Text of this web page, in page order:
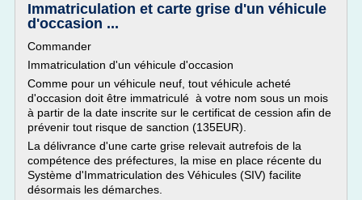
Immatriculation et carte grise d'un véhicule
d'occasion ...
Commander
Immatriculation d'un véhicule d'occasion
Comme pour un véhicule neuf, tout véhicule acheté
d'occasion doit être immatriculé à votre nom sous un mois
à partir de la date inscrite sur le certificat de cession afin de
prévenir tout risque de sanction (135EUR).
La délivrance d'une carte grise relevait autrefois de la
compétence des préfectures, la mise en place récente du
Système d'Immatriculation des Véhicules (SIV) facilite
désormais les démarches.